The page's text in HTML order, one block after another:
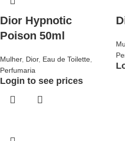
Dior Hypnotic
Poison 50ml
Mulher, Dior, Eau de Toilette
Perfumaria
Login to see prices